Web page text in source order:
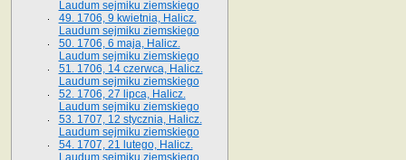
Laudum sejmiku ziemskiego
49. 1706, 9 kwietnia, Halicz.
Laudum sejmiku ziemskiego
50. 1706, 6 maja, Halicz.
Laudum sejmiku ziemskiego
51. 1706, 14 czerwca, Halicz.
Laudum sejmiku ziemskiego
52. 1706, 27 lipca, Halicz.
Laudum sejmiku ziemskiego
53. 1707, 12 stycznia, Halicz.
Laudum sejmiku ziemskiego
54. 1707, 21 lutego, Halicz.
Laudum sejmiku ziemskiego